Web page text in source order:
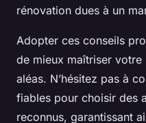
rénovation dues à un
Adopter ces conseils
de mieux maîtriser
aléas. N’hésitez pas à
fiables pour choisir des
reconnus, garantissant